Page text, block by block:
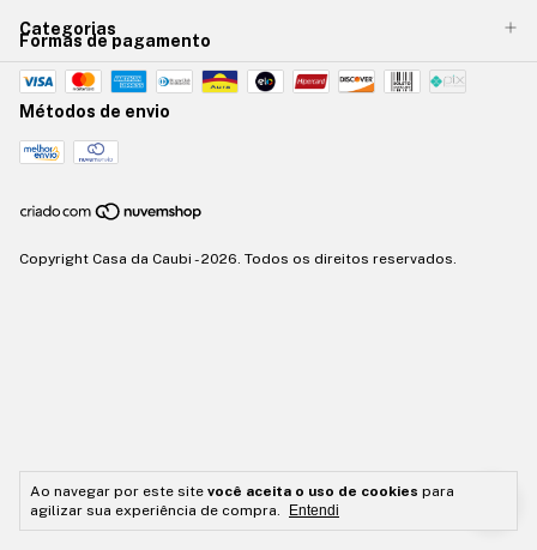
Ao navegar por este site você aceita o uso de cookies para
agilizar sua experiência de compra.
Entendi
Categorias
Formas de pagamento
Métodos de envio
Copyright Casa da Caubi - 2026. Todos os direitos reservados.